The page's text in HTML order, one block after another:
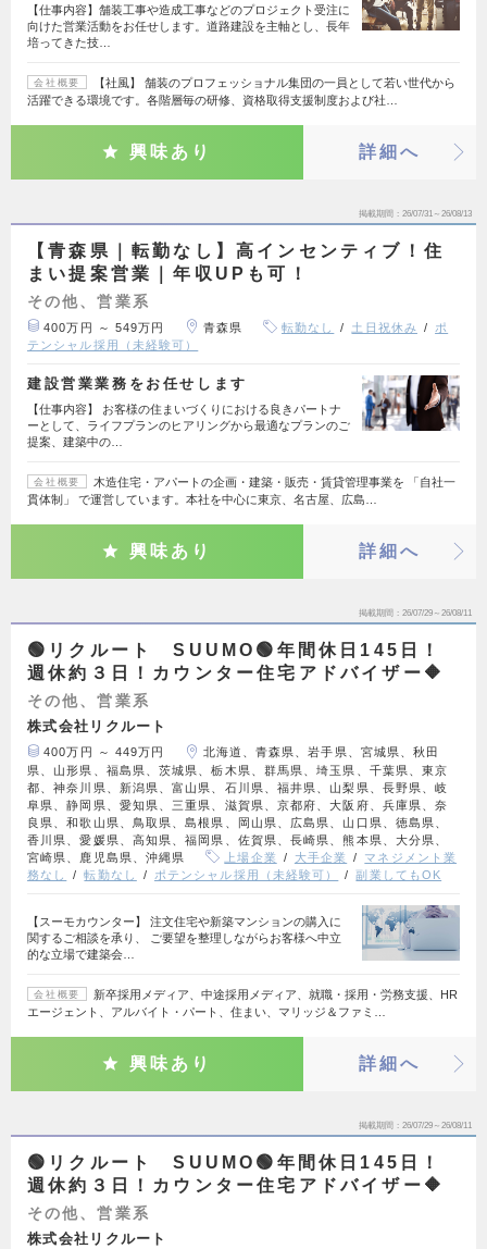
【仕事内容】舗装工事や造成工事などのプロジェクト受注に
向けた営業活動をお任せします。道路建設を主軸とし、長年
培ってきた技…
会社概要
【社風】 舗装のプロフェッショナル集団の一員として若い世代から
活躍できる環境です。各階層毎の研修、資格取得支援制度および社…
興味あり 詳細へ
掲載期間 26/07/31～26/08/13
【青森県｜転勤なし】高インセンティブ！住
まい提案営業｜年収UPも可！
その他、営業系
400万円 ～ 549万円 青森県 転勤なし 土日祝休み
ポ
テンシャル採用（未経験可）
建設営業業務をお任せします
【仕事内容】 お客様の住まいづくりにおける良きパートナ
ーとして、ライフプランのヒアリングから最適なプランのご
提案、建築中の…
会社概要
木造住宅・アパートの企画・建築・販売・賃貸管理事業を 「自社一
貫体制」 で運営しています。本社を中心に東京、名古屋、広島…
興味あり 詳細へ
掲載期間 26/07/29～26/08/11
🟢リクルート SUUMO🟢年間休日145日！
週休約３日！カウンター住宅アドバイザー🔶
その他、営業系
株式会社リクルート
400万円 ～ 449万円
北海道、青森県、岩手県、宮城県、秋田
県、山形県、福島県、茨城県、栃木県、群馬県、埼玉県、千葉県、東京
都、神奈川県、新潟県、富山県、石川県、福井県、山梨県、長野県、岐
阜県、静岡県、愛知県、三重県、滋賀県、京都府、大阪府、兵庫県、奈
良県、和歌山県、鳥取県、島根県、岡山県、広島県、山口県、徳島県、
香川県、愛媛県、高知県、福岡県、佐賀県、長崎県、熊本県、大分県、
宮崎県、鹿児島県、沖縄県
上場企業 大手企業
マネジメント業
務なし
転勤なし ポテンシャル採用（未経験可） 副業してもOK
【スーモカウンター】 注文住宅や新築マンションの購入に
関するご相談を承り、 ご要望を整理しながらお客様へ中立
的な立場で建築会…
会社概要
新卒採用メディア、中途採用メディア、就職・採用・労務支援、HR
エージェント、アルバイト・パート、住まい、マリッジ＆ファミ…
興味あり 詳細へ
掲載期間 26/07/29～26/08/11
🟢リクルート SUUMO🟢年間休日145日！
週休約３日！カウンター住宅アドバイザー🔶
その他、営業系
株式会社リクルート